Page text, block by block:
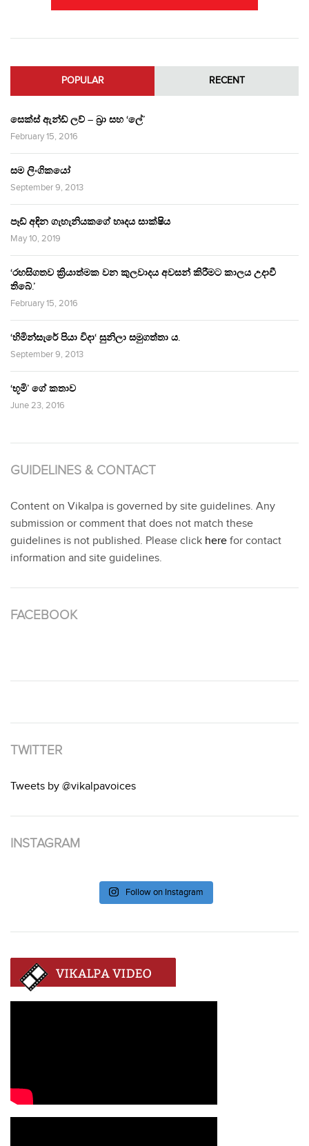
POPULAR RECENT
සෙක්ස් ඇන්ඩ් ලව් – බ්‍රා සහ ‘ලේ’
February 15, 2016
සම ලිංගිකයෝ
September 9, 2013
පෑඩ් අඳින ගැහැනියකගේ හෘදය සාක්ෂිය
May 10, 2019
‘රහසිගතව ක්‍රියාත්මක වන කුලවාදය අවසන් කිරීමට කාලය උදාවී
තිබේ.’
February 15, 2016
‘හිමින්සැරේ පියා විදා‘ සුනිලා සමුගත්තා ය.
September 9, 2013
‘භූමි’ ගේ කතාව
June 23, 2016
GUIDELINES & CONTACT
Content on Vikalpa is governed by site guidelines. Any
submission or comment that does not match these
guidelines is not published. Please click here for contact
information and site guidelines.
FACEBOOK
TWITTER
Tweets by @vikalpavoices
INSTAGRAM
Follow on Instagram